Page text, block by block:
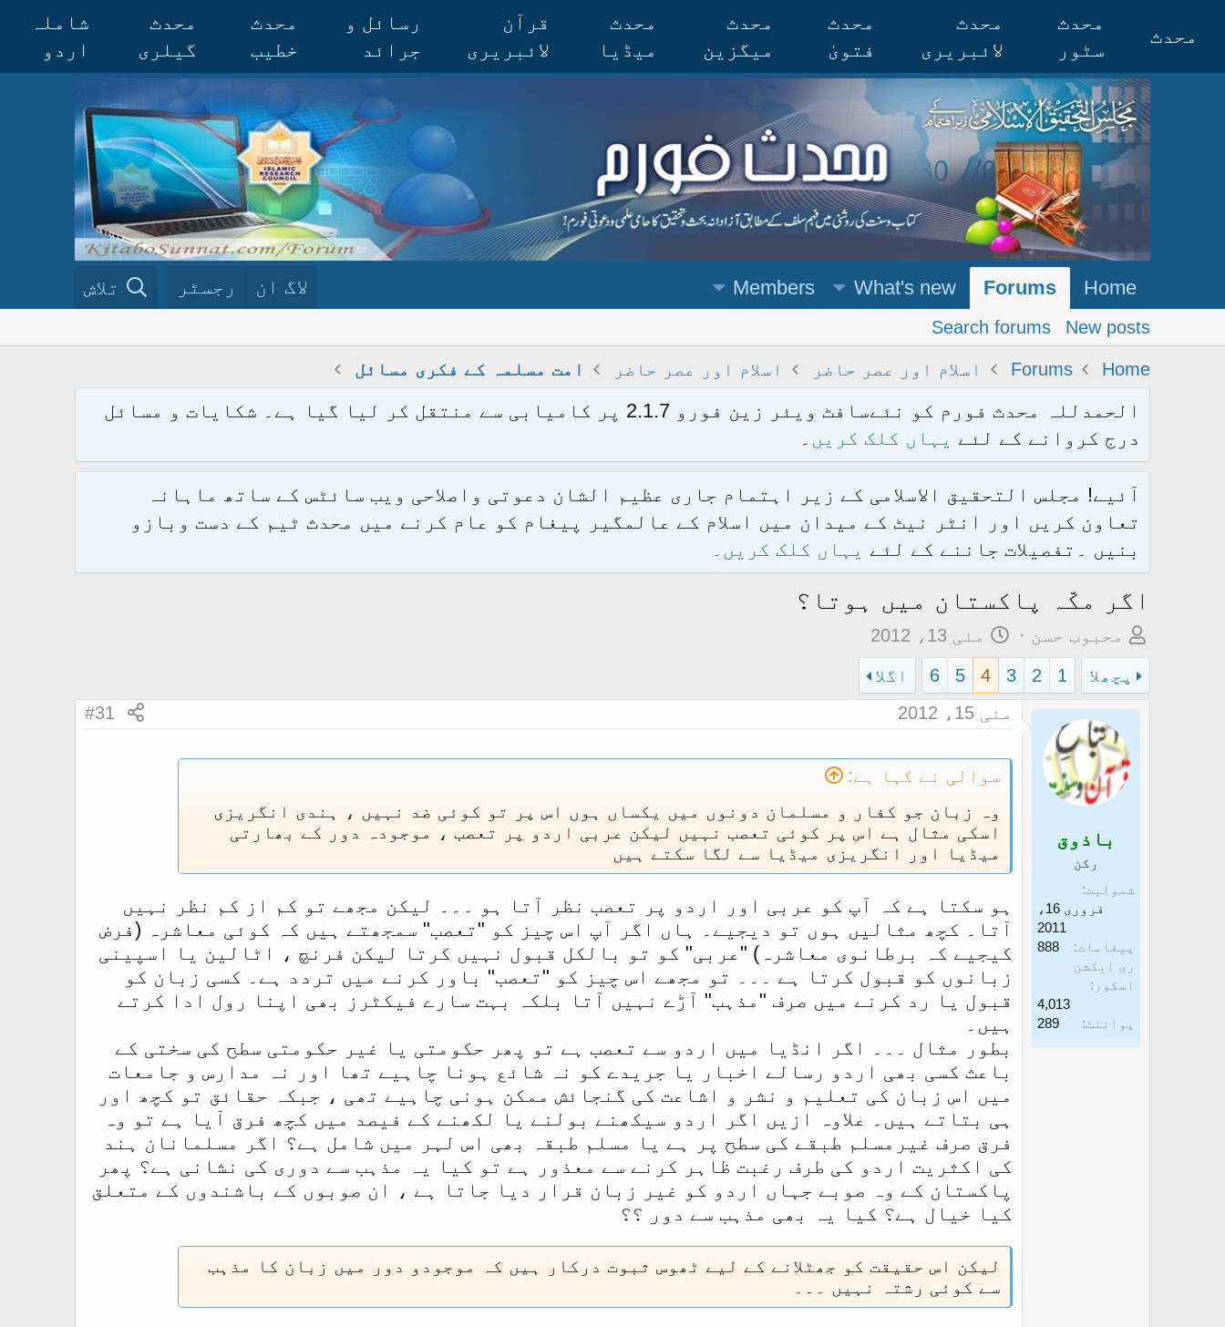
محدث
محدث
سٹور
محدث
لائبریری
محدث
فتویٰ
محدث
میگزین
محدث
میڈیا
قرآن
لائبریری
رسائل و
جرائد
محدث
خطیب
محدث
گیلری
شاملہ
اردو
Home
Forums
What's new
Members لاگ ان رجسٹر تلاش
New posts
Search forums
Home
Forums اسلام اور عصر حاضر اسلام اور عصر حاضر امت مسلمہ کے فکری مسائل
الحمدللہ محدث فورم کو نئےسافٹ ویئر زین فورو 2.1.7 پر کامیابی سے منتقل کر لیا گیا ہے۔ شکایات و مسائل
درج کروانے کے لئے یہاں کلک کریں ۔
آئیے! مجلس التحقیق الاسلامی کے زیر اہتمام جاری عظیم الشان دعوتی واصلاحی ویب سائٹس کے ساتھ ماہانہ
تعاون کریں اور انٹر نیٹ کے میدان میں اسلام کے عالمگیر پیغام کو عام کرنے میں محدث ٹیم کے دست وبازو
بنیں ۔تفصیلات جاننے کے لئے یہاں کلک کریں۔
اگر مکّہ پاکستان میں ہوتا؟
م
و
ض
و
ع
ک
ا
ز
ر
ن
ے
و
ا
محبوب حسن
ت
ا
ر
آ
غ
ا
ز
مئی 13، 2012
پچھلا
1
2
3
4
5
6 اگلا
باذوق
رکن
شمولیت
فروری 16،
2011
پیغامات
888
ری ایکشن
اسکور
4,013
پوائنٹ
289
مئی 15، 2012 #31
سوالی نے کہا ہے:
وہ زبان جو کفار و مسلمان دونوں میں یکساں ہوں اس پر تو کوئی ضد نہیں ، ہندی انگریزی
اسکی مثال ہے اس پر کوئی تعصب نہیں لیکن عربی اردو پر تعصب ، موجودہ دور کے بھارتی
میڈیا اور انگریزی میڈیا سے لگا سکتے ہیں
ہو سکتا ہے کہ آپ کو عربی اور اردو پر تعصب نظر آتا ہو ۔۔۔ لیکن مجھے تو کم از کم نظر نہیں
آتا۔ کچھ مثالیں ہوں تو دیجیے۔ ہاں اگر آپ اس چیز کو "تعصب" سمجھتے ہیں کہ کوئی معاشرہ (فرض
کیجیے کہ برطانوی معاشرہ) "عربی" کو تو بالکل قبول نہیں کرتا لیکن فرنچ ، اٹالین یا اسپینی
زبانوں کو قبول کرتا ہے ۔۔۔ تو مجھے اس چیز کو "تعصب" باور کرنے میں تردد ہے۔ کسی زبان کو
قبول یا رد کرنے میں صرف "مذہب" آڑے نہیں آتا بلکہ بہت سارے فیکٹرز بھی اپنا رول ادا کرتے
ہیں۔
بطور مثال ۔۔۔ اگر انڈیا میں اردو سے تعصب ہے تو پھر حکومتی یا غیر حکومتی سطح کی سختی کے
باعث کسی بھی اردو رسالے اخبار یا جریدے کو نہ شائع ہونا چاہیے تھا اور نہ مدارس و جامعات
میں اس زبان کی تعلیم و نشر و اشاعت کی گنجائش ممکن ہونی چاہیے تھی ، جبکہ حقائق تو کچھ اور
ہی بتاتے ہیں۔ علاوہ ازیں اگر اردو سیکھنے بولنے یا لکھنے کے فیصد میں کچھ فرق آیا ہے تو وہ
فرق صرف غیرمسلم طبقے کی سطح پر ہے یا مسلم طبقہ بھی اس لہر میں شامل ہے؟ اگر مسلمانان ہند
کی اکثریت اردو کی طرف رغبت ظاہر کرنے سے معذور ہے تو کیا یہ مذہب سے دوری کی نشانی ہے؟ پھر
پاکستان کے وہ صوبے جہاں اردو کو غیر زبان قرار دیا جاتا ہے ، ان صوبوں کے باشندوں کے متعلق
کیا خیال ہے؟ کیا یہ بھی مذہب سے دور ؟؟
لیکن اس حقیقت کو جھٹلانے کے لیے ٹھوس ثبوت درکار ہیں کہ موجودو دور میں زبان کا مذہب
سے کوئی رشتہ نہیں ۔۔۔